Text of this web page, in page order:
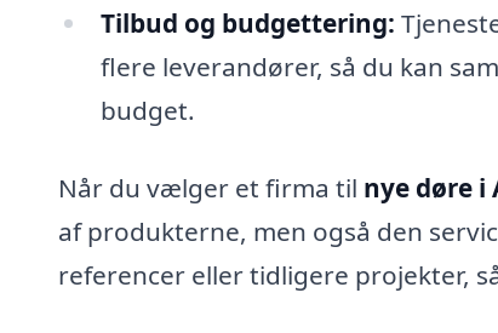
Tilbud og budgettering:
flere leverandører, så du kan
budget.
Når du vælger et firma til nye døre i
af produkterne, men også den
referencer eller tidligere projekter,